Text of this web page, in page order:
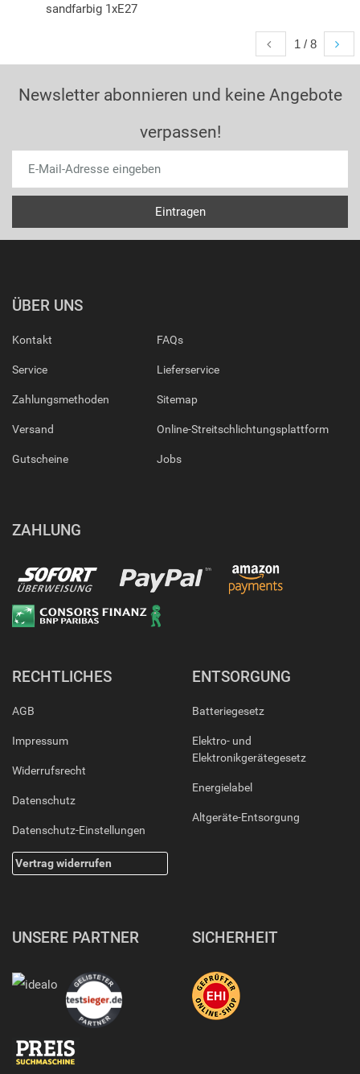
sandfarbig 1xE27
1 / 8
Newsletter abonnieren und keine Angebote
verpassen!
ÜBER UNS
Kontakt
Service
Zahlungsmethoden
Versand
Gutscheine
FAQs
Lieferservice
Sitemap
Online-Streitschlichtungsplattform
Jobs
ZAHLUNG
RECHTLICHES
AGB
Impressum
Widerrufsrecht
Datenschutz
Datenschutz-Einstellungen
Vertrag widerrufen
ENTSORGUNG
Batteriegesetz
Elektro- und
Elektronikgerätegesetz
Energielabel
Altgeräte-Entsorgung
UNSERE PARTNER SICHERHEIT